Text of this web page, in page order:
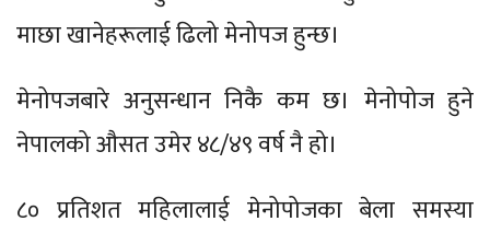
माछा खानेहरूलाई ढिलो मेनोपज हुन्छ।
मेनोपजबारे अनुसन्धान निकै कम छ। मेनोपोज हुने
नेपालको औसत उमेर ४८/४९ वर्ष नै हो।
८० प्रतिशत महिलालाई मेनोपोजका बेला समस्या